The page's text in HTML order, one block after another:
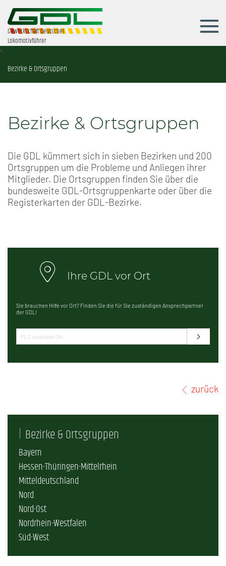
Gewerkschaft Deutscher
Lokomotivführer
Bezirke & Ortsgruppen
Bezirke & Ortsgruppen
Die GDL kümmert sich in sieben Bezirken und 200
Ortsgruppen um die Probleme und Anliegen ihrer
Mitglieder. Die Ortsgruppen finden Sie über die
bundesweite GDL-Ortsgruppenkarte oder über die
Registerkarten der GDL-Bezirke.
Ihre GDL vor Ort
Sie brauchen Hilfe vor Ort? Finden Sie die für Sie zuständigen Ansprechpartner
der GDL!
zurück
Bezirke & Ortsgruppen
Bayern
Hessen-Thüringen-Mittelrhein
Mitteldeutschland
Nord
Nord-Ost
Nordrhein-Westfalen
Süd-West